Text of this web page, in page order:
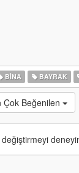
BINA BAYRAK
Çok Beğenilen